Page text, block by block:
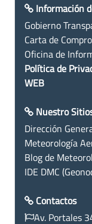
Información
Gobierno
Carta de
Oficina de
Política de
WEB
Nuestro
Dirección
Meteorología
Blog de
IDE DMC
Contactos
Av. Portales